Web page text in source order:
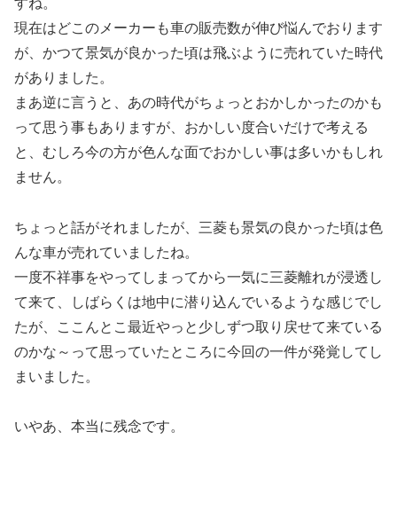
現在はどこのメーカーも車の販売数が伸び悩んでおります
が、かつて景気が良かった頃は飛ぶように売れていた時代
がありました。
まあ逆に言うと、あの時代がちょっとおかしかったのかも
って思う事もありますが、おかしい度合いだけで考える
と、むしろ今の方が色んな面でおかしい事は多いかもしれ
ません。
ちょっと話がそれましたが、三菱も景気の良かった頃は色
んな車が売れていましたね。
一度不祥事をやってしまってから一気に三菱離れが浸透し
て来て、しばらくは地中に潜り込んでいるような感じでし
たが、ここんとこ最近やっと少しずつ取り戻せて来ている
のかな～って思っていたところに今回の一件が発覚してし
まいました。
いやあ、本当に残念です。